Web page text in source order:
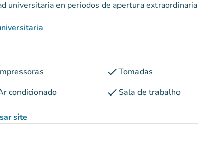
universitaria en periodos de apertura extraordinaria
checkTomadas
condicionado checkSala de trabalho
siteseparador)